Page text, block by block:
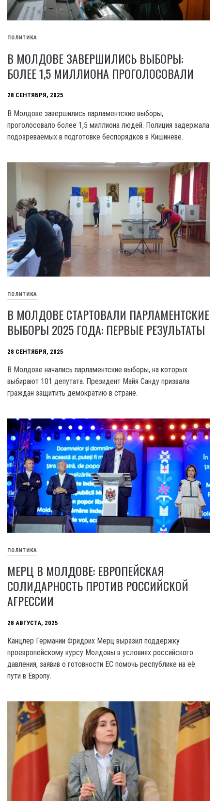
ПОЛИТИКА
В МОЛДОВЕ ЗАВЕРШИЛИСЬ ВЫБОРЫ:
БОЛЕЕ 1,5 МИЛЛИОНА ПРОГОЛОСОВАЛИ
28 СЕНТЯБРЯ, 2025
В Молдове завершились парламентские выборы,
проголосовало более 1,5 миллиона людей. Полиция задержала
подозреваемых в подготовке беспорядков в Кишиневе.
ПОЛИТИКА
В МОЛДОВЕ СТАРТОВАЛИ ПАРЛАМЕНТСКИЕ
ВЫБОРЫ 2025 ГОДА: ПЕРВЫЕ РЕЗУЛЬТАТЫ
28 СЕНТЯБРЯ, 2025
В Молдове начались парламентские выборы, на которых
выбирают 101 депутата. Президент Майя Санду призвала
граждан защитить демократию в стране.
ПОЛИТИКА
МЕРЦ В МОЛДОВЕ: ЕВРОПЕЙСКАЯ
СОЛИДАРНОСТЬ ПРОТИВ РОССИЙСКОЙ
АГРЕССИИ
28 АВГУСТА, 2025
Канцлер Германии Фридрих Мерц выразил поддержку
проевропейскому курсу Молдовы в условиях российского
давления, заявив о готовности ЕС помочь республике на её
пути в Европу.